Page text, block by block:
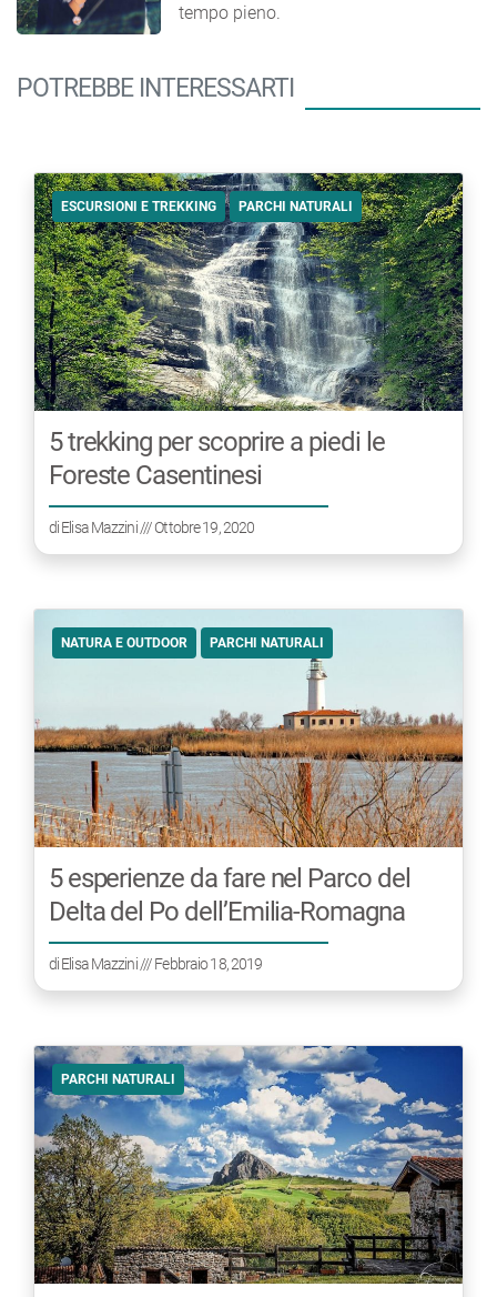
tempo pieno.
POTREBBE INTERESSARTI
ESCURSIONI E TREKKING PARCHI NATURALI
5 trekking per scoprire a piedi le
Foreste Casentinesi
diElisa Mazzini/// Ottobre 19, 2020
NATURA E OUTDOOR PARCHI NATURALI
5 esperienze da fare nel Parco del
Delta del Po dell’Emilia-Romagna
diElisa Mazzini/// Febbraio 18, 2019
PARCHI NATURALI